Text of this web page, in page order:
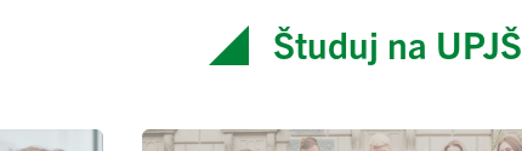
Študuj na UPJŠ